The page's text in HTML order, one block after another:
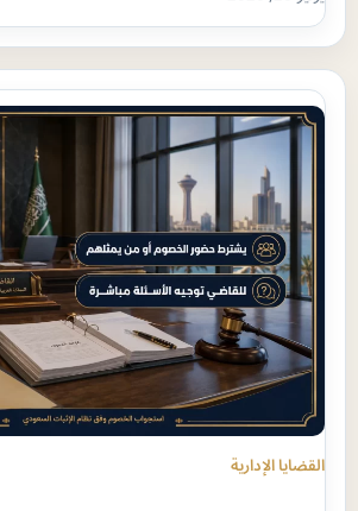
القضايا الإدارية